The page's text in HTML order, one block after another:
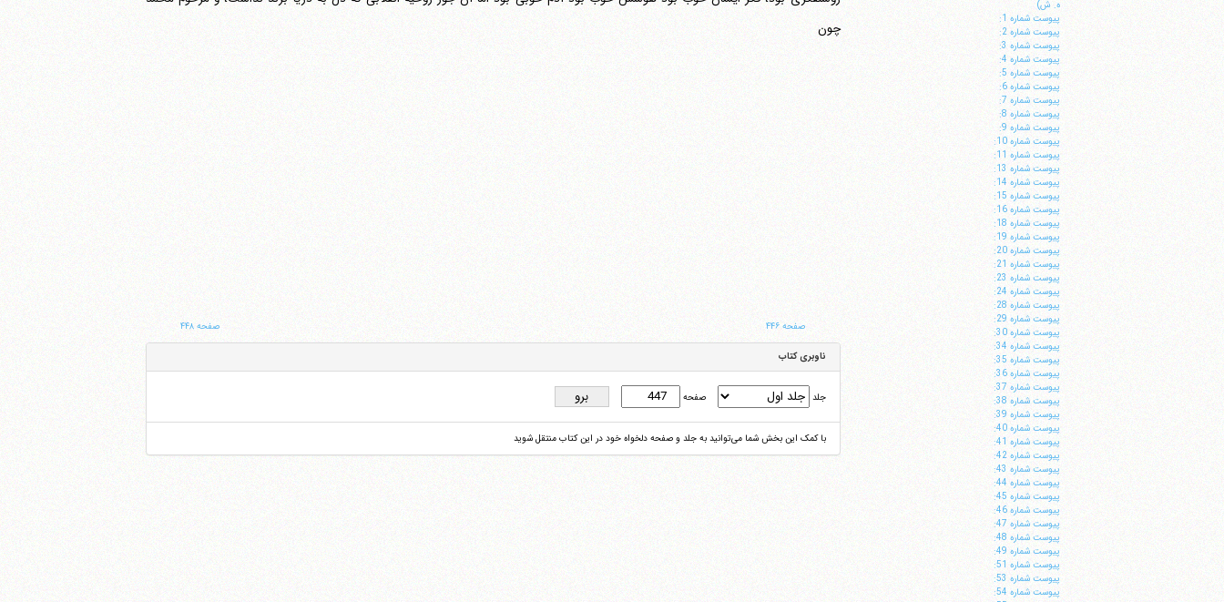
ه. ش)
پيوست شماره 1:
پيوست شماره 2:
پيوست شماره 3:
پيوست شماره 4:
پيوست شماره 5:
پيوست شماره 6:
پيوست شماره 7:
پيوست شماره 8:
پيوست شماره 9:
پيوست شماره 10:
پيوست شماره 11:
پيوست شماره 13:
پيوست شماره 14:
پيوست شماره 15:
پيوست شماره 16:
پيوست شماره 18:
پيوست شماره 19:
پيوست شماره 20:
پيوست شماره 21:
پيوست شماره 23:
پيوست شماره 24:
پيوست شماره 28:
پيوست شماره 29:
پيوست شماره 30:
پيوست شماره 34:
پيوست شماره 35:
پيوست شماره 36:
پيوست شماره 37:
پيوست شماره 38:
پيوست شماره 39:
پيوست شماره 40:
پيوست شماره 41:
پيوست شماره 42:
پيوست شماره 43:
پيوست شماره 44:
پيوست شماره 45:
پيوست شماره 46:
پيوست شماره 47:
پيوست شماره 48:
پيوست شماره 49:
پيوست شماره 51:
پيوست شماره 53:
پيوست شماره 54:
چون
صفحه ۴۴۶ صفحه ۴۴۸
ناوبری کتاب
جلد صفحه
با کمک این بخش شما می‌توانید به جلد و صفحه دلخواه خود در این کتاب منتقل شوید